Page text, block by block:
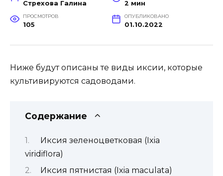
Стрехова Галина 2 мин
ПРОСМОТРОВ
105
ОПУБЛИКОВАНО
01.10.2022
Ниже будут описаны те виды иксии, которые
культивируются садоводами.
Содержание
Иксия зеленоцветковая (Ixia
viridiflora)
Иксия пятнистая (Ixia maculata)